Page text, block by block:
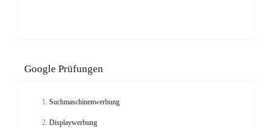
Google Prüfungen
Suchmaschinenwerbung
Displaywerbung